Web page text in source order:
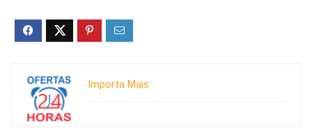
Importa Mais